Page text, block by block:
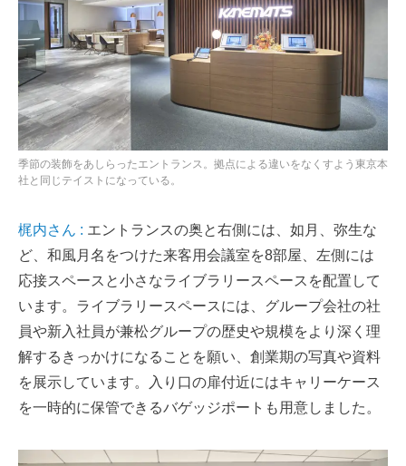
季節の装飾をあしらったエントランス。拠点による違いをなくすよう東京本
社と同じテイストになっている。
梶内さん : エントランスの奥と右側には、如月、弥生な
ど、和風月名をつけた来客用会議室を8部屋、左側には
応接スペースと小さなライブラリースペースを配置して
います。ライブラリースペースには、グループ会社の社
員や新入社員が兼松グループの歴史や規模をより深く理
解するきっかけになることを願い、創業期の写真や資料
を展示しています。入り口の扉付近にはキャリーケース
を一時的に保管できるバゲッジポートも用意しました。